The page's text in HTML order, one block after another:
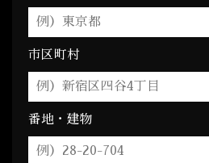
市区町村
番地・建物